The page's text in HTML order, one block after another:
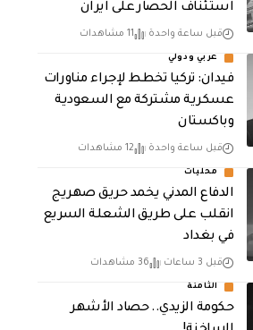
استئناف الحصار على ايران
قبل ساعة واحدة 11 مشاهدات
عربي ودولي
فيدان: تركيا تخطط لإجراء مناورات
عسكرية مشتركة مع السعودية
وباكستان
قبل ساعة واحدة 12 مشاهدات
محليات
الدفاع المدني يخمد حريق صهريج
انقلب على طريق الشعلة السريع
في بغداد
قبل 3 ساعات 36 مشاهدات
الثامنة
حكومة الزيدي.. حصاد الأشهر